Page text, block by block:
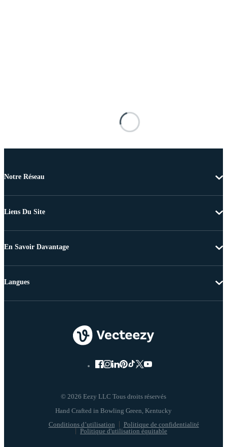
Notre Réseau
Liens Du Site
En Savoir Davantage
© 2026 Eezy LLC Tous droits réservés
Conditions d’utilisation
Politique de confidentialité
Politique d'utilisation équitable
Langues